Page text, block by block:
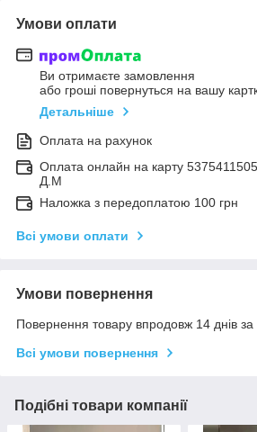
Умови оплати
Ви отримаєте замовлення
або гроші повернуться на вашу
Детальніше
Оплата на рахунок
Оплата онлайн на карту
Д.М
Наложка з передоплатою 100 грн
Всі умови оплати
Умови повернення
Повернення товару впродовж 14 днів за
Всі умови повернення
Подібні товари компанії